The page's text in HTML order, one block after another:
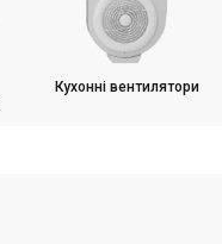
Кухонні вентилятори